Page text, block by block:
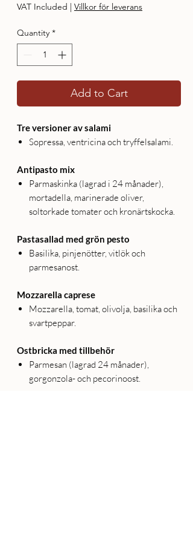
VAT Included | Villkor för leverans
Quantity *
Add to Cart
Tre versioner av salami
Sopressa, ventricina och tryffelsalami.
Antipasto mix
Parmaskinka (lagrad i 24 månader),
mortadella, marinerade oliver,
soltorkade tomater och kronärtskocka.
Pastasallad med grön pesto
Basilika, pinjenötter, vitlök och
parmesanost.
Mozzarella caprese
Mozzarella, tomat, olivolja, basilika och
svartpeppar.
Ostbricka med tillbehör
Parmesan (lagrad 24 månader),
gorgonzola- och pecorinoost.